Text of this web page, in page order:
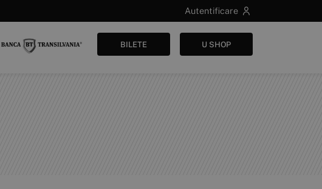
Autentificare
BILETE U SHOP